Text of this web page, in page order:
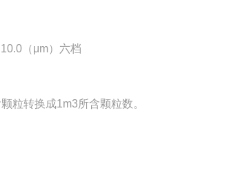
（μm）六档
粒转换成1m3所含颗粒数。